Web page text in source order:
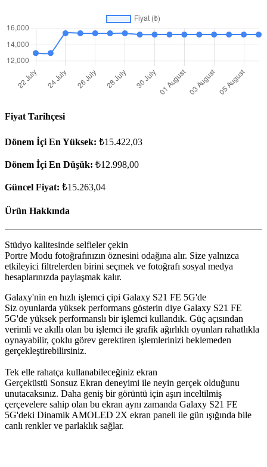
Fiyat Tarihçesi
Dönem İçi En Yüksek: ₺15.422,03
Dönem İçi En Düşük: ₺12.998,00
Güncel Fiyat: ₺15.263,04
Ürün Hakkında
Stüdyo kalitesinde selfieler çekin
Portre Modu fotoğrafınızın öznesini odağına alır. Size yalnızca
etkileyici filtrelerden birini seçmek ve fotoğrafı sosyal medya
hesaplarınızda paylaşmak kalır.
Galaxy'nin en hızlı işlemci çipi Galaxy S21 FE 5G'de
Siz oyunlarda yüksek performans gösterin diye Galaxy S21 FE
5G'de yüksek performanslı bir işlemci kullandık. Güç açısından
verimli ve akıllı olan bu işlemci ile grafik ağırlıklı oyunları rahatlıkla
oynayabilir, çoklu görev gerektiren işlemlerinizi beklemeden
gerçekleştirebilirsiniz.
Tek elle rahatça kullanabileceğiniz ekran
Gerçeküstü Sonsuz Ekran deneyimi ile neyin gerçek olduğunu
unutacaksınız. Daha geniş bir görüntü için aşırı inceltilmiş
çerçevelere sahip olan bu ekran aynı zamanda Galaxy S21 FE
5G'deki Dinamik AMOLED 2X ekran paneli ile gün ışığında bile
canlı renkler ve parlaklık sağlar.